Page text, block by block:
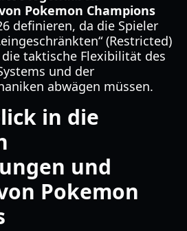
Pokemon Champions
definieren, da die Spieler
(Restricted)
taktische Flexibilität des
und der
abwägen müssen.
in die
und
Pokemon